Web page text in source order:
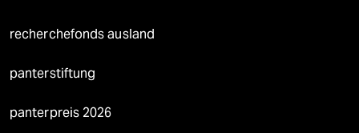
recherchefonds ausland
panterstiftung
panterpreis 2026